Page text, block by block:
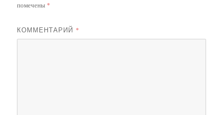
помечены *
КОММЕНТАРИЙ *